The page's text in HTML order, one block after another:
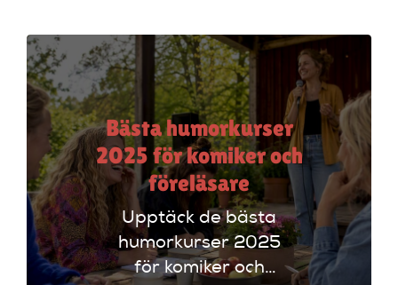
rätt alternativ!
Bästa humorkurser
2025 för komiker och
föreläsare
Upptäck de bästa
humorkurser 2025
för komiker och